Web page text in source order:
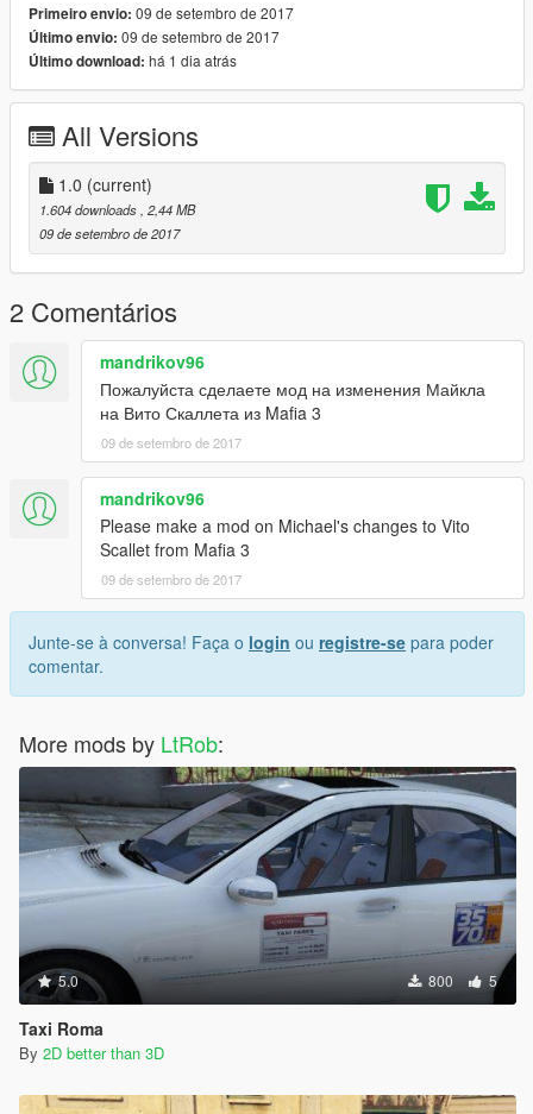
Primeiro envio: 09 de setembro de 2017
Último envio: 09 de setembro de 2017
Último download: há 1 dia atrás
All Versions
1.0 (current)
1.604 downloads , 2,44 MB
09 de setembro de 2017
2 Comentários
mandrikov96
Пожалуйста сделаете мод на изменения Майкла
на Вито Скаллета из Mafia 3
09 de setembro de 2017
mandrikov96
Please make a mod on Michael's changes to Vito
Scallet from Mafia 3
09 de setembro de 2017
Junte-se à conversa! Faça o login ou registre-se para poder
comentar.
More mods by LtRob:
5.0 800 5
Taxi Roma
By 2D better than 3D